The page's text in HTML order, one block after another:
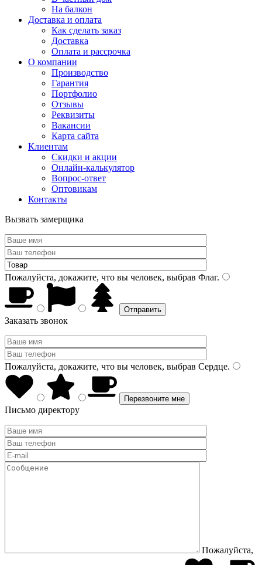
На балкон
Доставка и оплата
Как сделать заказ
Доставка
Оплата и рассрочка
О компании
Производство
Гарантия
Портфолио
Отзывы
Реквизиты
Вакансии
Карта сайта
Клиентам
Скидки и акции
Онлайн-калькулятор
Вопрос-ответ
Оптовикам
Контакты
Вызвать замерщика
Пожалуйста, докажите, что вы человек, выбрав Флаг.
Заказать звонок
Пожалуйста, докажите, что вы человек, выбрав Сердце.
Письмо директору
Пожалуйста,